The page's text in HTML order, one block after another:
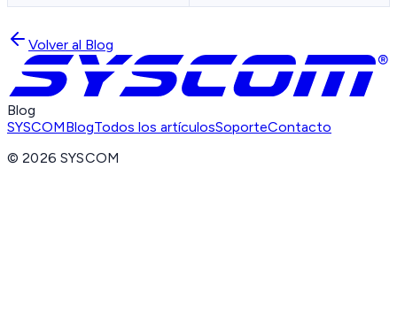
Volver al Blog
Blog
SYSCOMBlogTodos los artículosSoporteContacto
©2026 SYSCOM